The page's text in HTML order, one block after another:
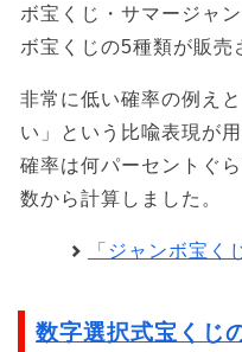
ボ宝くじ・サマージャ
ボ宝くじの5種類が販売
非常に低い確率の例え
い」という比喩表現が
確率は何パーセントぐ
数から計算しました。
「ジャンボ宝く
数字選択式宝くじ